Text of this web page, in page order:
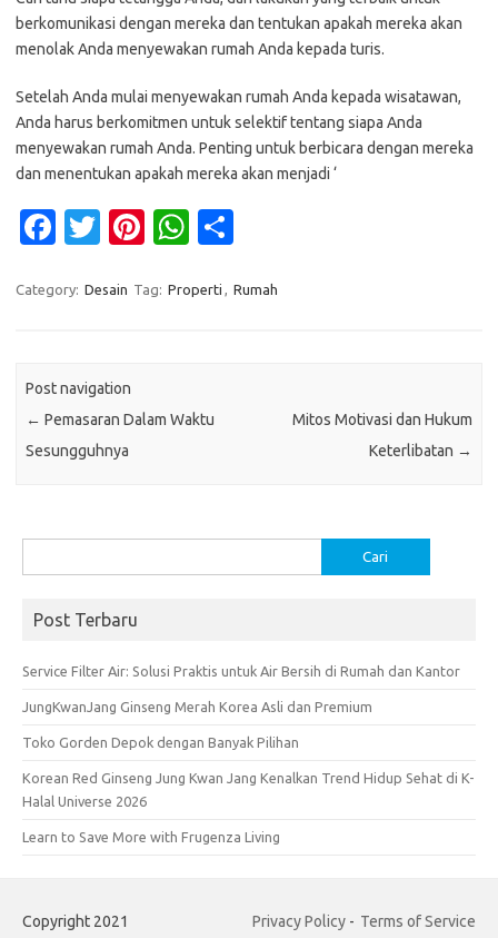
berkomunikasi dengan mereka dan tentukan apakah mereka akan
menolak Anda menyewakan rumah Anda kepada turis.
Setelah Anda mulai menyewakan rumah Anda kepada wisatawan,
Anda harus berkomitmen untuk selektif tentang siapa Anda
menyewakan rumah Anda. Penting untuk berbicara dengan mereka
dan menentukan apakah mereka akan menjadi ‘
Fa
e
o
k
T
it
Pi
er
W
at
p
ar
Category: Desain Tag: Properti , Rumah
Post navigation
← Pemasaran Dalam Waktu
Sesungguhnya
Mitos Motivasi dan Hukum
Keterlibatan →
untuk:
Post Terbaru
Service Filter Air: Solusi Praktis untuk Air Bersih di Rumah dan Kantor
JungKwanJang Ginseng Merah Korea Asli dan Premium
Toko Gorden Depok dengan Banyak Pilihan
Korean Red Ginseng Jung Kwan Jang Kenalkan Trend Hidup Sehat di K-
Halal Universe 2026
Learn to Save More with Frugenza Living
Copyright 2021 Privacy Policy - Terms of Service